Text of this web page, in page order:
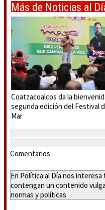
Más de Noticias al
Coatzacoalcos da la
segunda edición del Festival
Mar
Comentarios
En Política al Día nos
contengan un contenido
normas y políticas